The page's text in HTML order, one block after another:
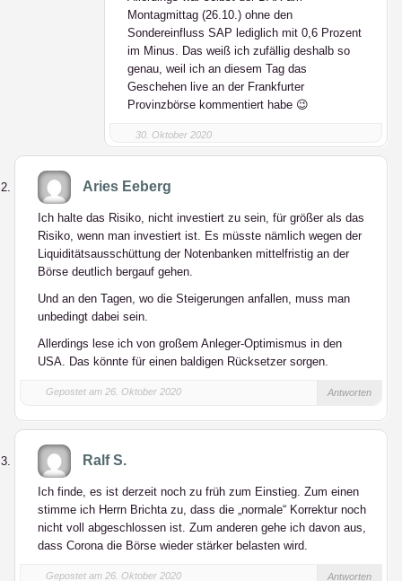
Montagmittag (26.10.) ohne den
Sondereinfluss SAP lediglich mit 0,6 Prozent
im Minus. Das weiß ich zufällig deshalb so
genau, weil ich an diesem Tag das
Geschehen live an der Frankfurter
Provinzbörse kommentiert habe 😉
30. Oktober 2020
Aries Eeberg
Ich halte das Risiko, nicht investiert zu sein, für größer als das
Risiko, wenn man investiert ist. Es müsste nämlich wegen der
Liquiditätsausschüttung der Notenbanken mittelfristig an der
Börse deutlich bergauf gehen.
Und an den Tagen, wo die Steigerungen anfallen, muss man
unbedingt dabei sein.
Allerdings lese ich von großem Anleger-Optimismus in den
USA. Das könnte für einen baldigen Rücksetzer sorgen.
Gepostet am 26. Oktober 2020 Antworten
Ralf S.
Ich finde, es ist derzeit noch zu früh zum Einstieg. Zum einen
stimme ich Herrn Brichta zu, dass die „normale“ Korrektur noch
nicht voll abgeschlossen ist. Zum anderen gehe ich davon aus,
dass Corona die Börse wieder stärker belasten wird.
Gepostet am 26. Oktober 2020 Antworten